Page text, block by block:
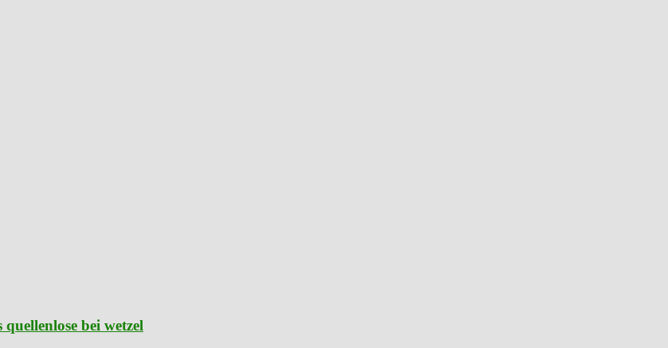
bei wetzel